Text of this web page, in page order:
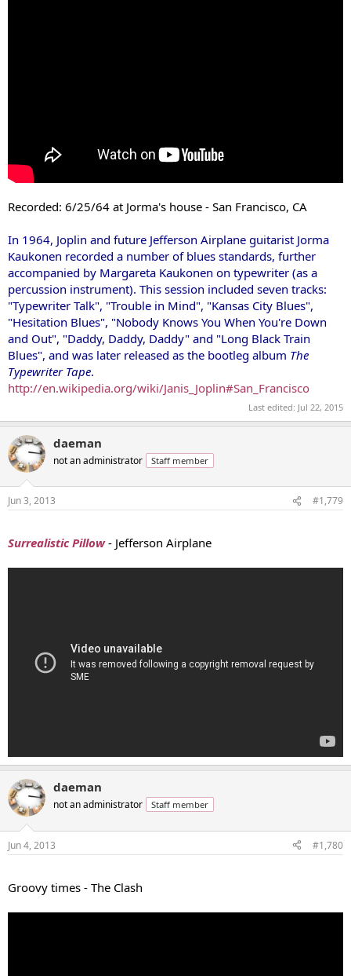
Recorded: 6/25/64 at Jorma's house - San Francisco, CA
In 1964, Joplin and future Jefferson Airplane guitarist Jorma
Kaukonen recorded a number of blues standards, further
accompanied by Margareta Kaukonen on typewriter (as a
percussion instrument). This session included seven tracks:
"Typewriter Talk", "Trouble in Mind", "Kansas City Blues",
"Hesitation Blues", "Nobody Knows You When You're Down
and Out", "Daddy, Daddy, Daddy" and "Long Black Train
Blues", and was later released as the bootleg album The
Typewriter Tape.
http://en.wikipedia.org/wiki/Janis_Joplin#San_Francisco
Last edited: Jul 22, 2015
daeman
not an administrator Staff member
Jun 3, 2013 #1,779
Surrealistic Pillow- Jefferson Airplane
daeman
not an administrator Staff member
Jun 4, 2013 #1,780
Groovy times - The Clash